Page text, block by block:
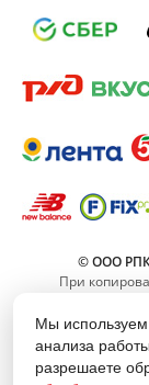
© ООО РПК
При
Мы
анализа
разрешаете